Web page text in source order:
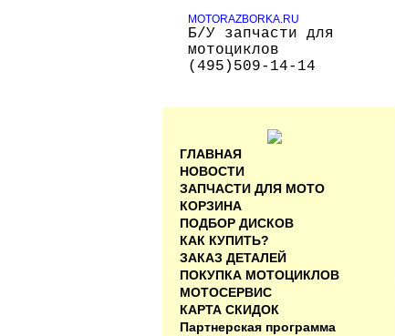
MOTORAZBORKA.RU
Б/У запчасти для
мотоциклов
(495)509-14-14
ГЛАВНАЯ
НОВОСТИ
ЗАПЧАСТИ ДЛЯ МОТО
КОРЗИНА
ПОДБОР ДИСКОВ
КАК КУПИТЬ?
ЗАКАЗ ДЕТАЛЕЙ
ПОКУПКА МОТОЦИКЛОВ
МОТОСЕРВИС
КАРТА СКИДОК
Партнерская программа